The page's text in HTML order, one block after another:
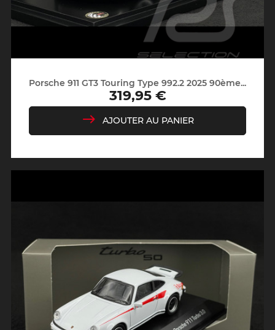
Porsche 911 GT3 Touring Type 992.2 2025 90ème...
Prix
319,95 €
AJOUTER AU PANIER